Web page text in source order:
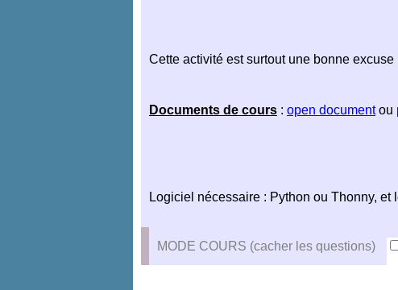
Cette activité est surtout une bonne
Documents de cours : open documentou
Logiciel nécessaire : Python ou Thonny, et
MODE COURS (cacher les questions)